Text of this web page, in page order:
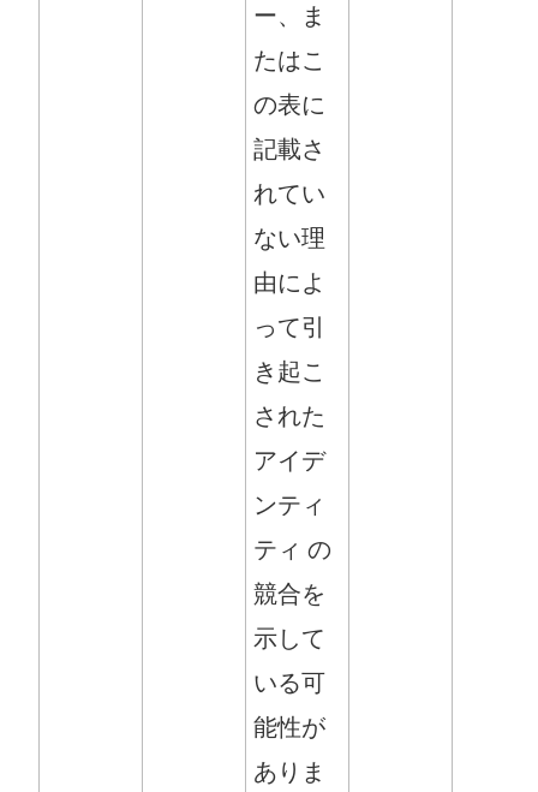
ー、ま
たはこ
の表に
記載さ
れてい
ない理
由によ
って引
き起こ
された
アイデ
ンティ
ティ の
競合を
示して
いる可
能性が
ありま